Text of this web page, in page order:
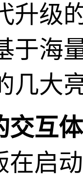
升级
于海
几大
交互
在启